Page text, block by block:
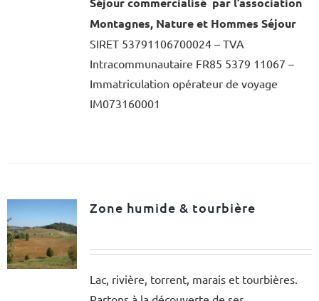
Montagnes, Nature et Hommes Séjour
SIRET 53791106700024 – TVA
Intracommunautaire FR85 5379 11067 –
Immatriculation opérateur de voyage
IM073160001
Zone humide & tourbière
Lac, rivière, torrent, marais et tourbières.